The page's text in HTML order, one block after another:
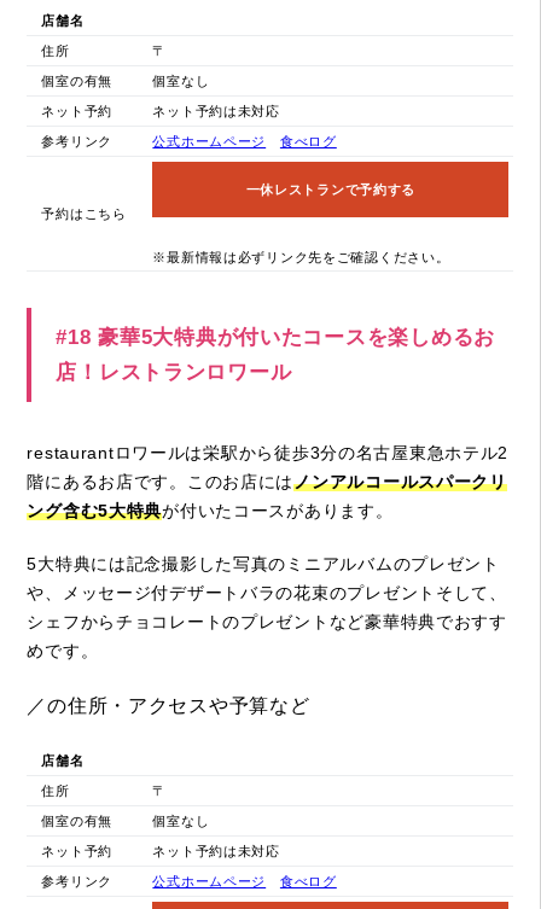
店舗名
住所 〒
個室の有無 個室なし
ネット予約 ネット予約は未対応
参考リンク 公式ホームページ 食べログ
予約はこちら
一休レストランで予約する
※最新情報は必ずリンク先をご確認ください。
#18 豪華5大特典が付いたコースを楽しめるお
店！レストランロワール
restaurantロワールは栄駅から徒歩3分の名古屋東急ホテル2
階にあるお店です。このお店にはノンアルコールスパークリ
ング含む5大特典が付いたコースがあります。
5大特典には記念撮影した写真のミニアルバムのプレゼント
や、メッセージ付デザートバラの花束のプレゼントそして、
シェフからチョコレートのプレゼントなど豪華特典でおすす
めです。
／の住所・アクセスや予算など
店舗名
住所 〒
個室の有無 個室なし
ネット予約 ネット予約は未対応
参考リンク 公式ホームページ 食べログ